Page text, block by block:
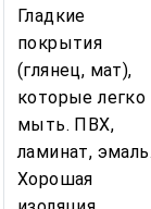
Гладкие
покрытия
(глянец, мат),
которые легко
мыть. ПВХ,
ламинат,
Хорошая